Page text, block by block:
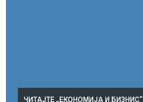
ЧИТАЈТЕ „ЕКОНОМИЈА И БИЗНИС“